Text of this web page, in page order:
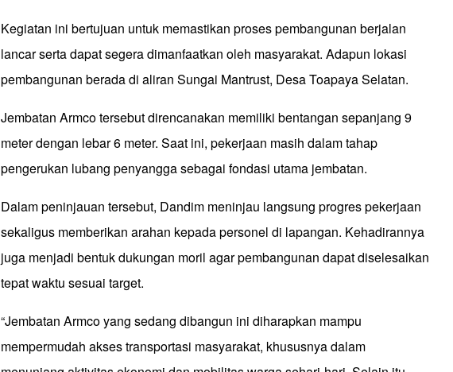
Kegiatan ini bertujuan untuk memastikan proses pembangunan berjalan
lancar serta dapat segera dimanfaatkan oleh masyarakat. Adapun lokasi
pembangunan berada di aliran Sungai Mantrust, Desa Toapaya Selatan.
Jembatan Armco tersebut direncanakan memiliki bentangan sepanjang 9
meter dengan lebar 6 meter. Saat ini, pekerjaan masih dalam tahap
pengerukan lubang penyangga sebagai fondasi utama jembatan.
Dalam peninjauan tersebut, Dandim meninjau langsung progres pekerjaan
sekaligus memberikan arahan kepada personel di lapangan. Kehadirannya
juga menjadi bentuk dukungan moril agar pembangunan dapat diselesaikan
tepat waktu sesuai target.
“Jembatan Armco yang sedang dibangun ini diharapkan mampu
mempermudah akses transportasi masyarakat, khususnya dalam